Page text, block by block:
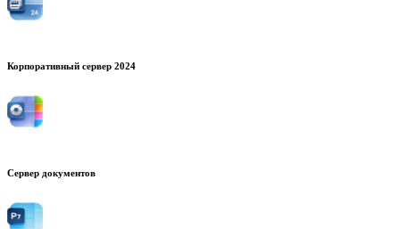
Корпоративный сервер 2024
Сервер документов